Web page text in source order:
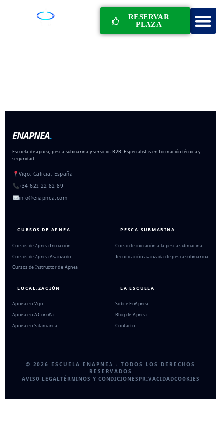
RESERVAR
PLAZA
ENAPNEA.
Escuela de apnea, pesca submarina y servicios B2B. Especialistas en formación técnica y
seguridad.
Vigo, Galicia, España
+34 622 22 82 89
info@enapnea.com
CURSOS DE APNEA
Cursos de Apnea Iniciación
Cursos de Apnea Avanzado
Cursos de Instructor de Apnea
PESCA SUBMARINA
Curso de iniciación a la pesca submarina
Tecnificación avanzada de pesca submarina
LOCALIZACIÓN
Apnea en Vigo
Apnea en A Coruña
Apnea en Salamanca
LA ESCUELA
Sobre EnApnea
Blog de Apnea
Contacto
© 2026 ESCUELA ENAPNEA - TODOS LOS DERECHOS
RESERVADOS
AVISO LEGALTÉRMINOS Y CONDICIONES PRIVACIDADCOOKIES